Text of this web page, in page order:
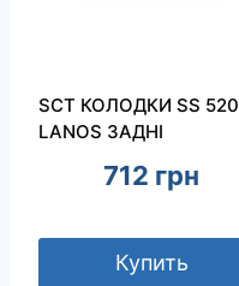
SCT КОЛОДКИ SS 520
LANOS ЗАДНІ
712 грн
Купить